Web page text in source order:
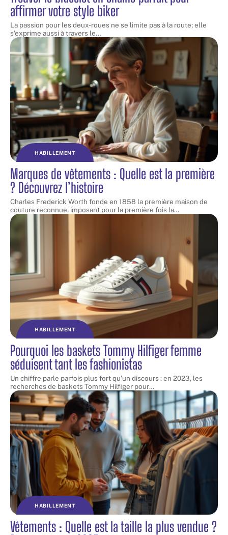
affirmer votre style biker
La passion pour les deux-roues ne se limite pas à la route; elle
s'exprime aussi à travers le…
HABILLEMENT
Marques de vêtements : Quelle est la première
? Découvrez l’histoire
Charles Frederick Worth fonde en 1858 la première maison de
couture reconnue, imposant pour la première fois la…
HABILLEMENT
Pourquoi les baskets Tommy Hilfiger femme
séduisent tant les fashionistas
Un chiffre parle parfois plus fort qu'un discours : en 2023, les
recherches de baskets Tommy Hilfiger pour…
HABILLEMENT
Vêtements : Quelle est la taille la plus vendue ?